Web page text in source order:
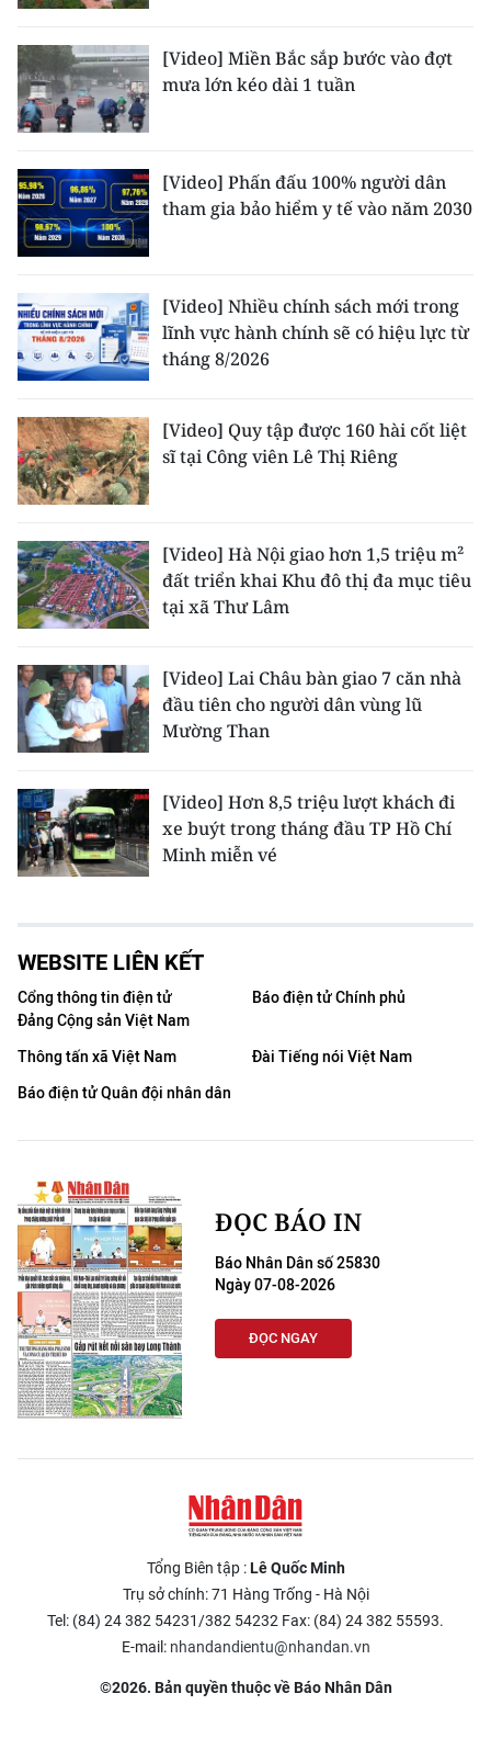
[Video] Miền Bắc sắp bước vào đợt
mưa lớn kéo dài 1 tuần
[Video] Phấn đấu 100% người dân
tham gia bảo hiểm y tế vào năm 2030
[Video] Nhiều chính sách mới trong
lĩnh vực hành chính sẽ có hiệu lực từ
tháng 8/2026
[Video] Quy tập được 160 hài cốt liệt
sĩ tại Công viên Lê Thị Riêng
[Video] Hà Nội giao hơn 1,5 triệu m²
đất triển khai Khu đô thị đa mục tiêu
tại xã Thư Lâm
[Video] Lai Châu bàn giao 7 căn nhà
đầu tiên cho người dân vùng lũ
Mường Than
[Video] Hơn 8,5 triệu lượt khách đi
xe buýt trong tháng đầu TP Hồ Chí
Minh miễn vé
WEBSITE LIÊN KẾT
Cổng thông tin điện tử
Đảng Cộng sản Việt Nam
Báo điện tử Chính phủ
Thông tấn xã Việt Nam
Đài Tiếng nói Việt Nam
Báo điện tử Quân đội nhân dân
ĐỌC BÁO IN
Báo Nhân Dân số 25830
Ngày 07-08-2026
ĐỌC NGAY
Tổng Biên tập :Lê Quốc Minh
Trụ sở chính: 71 Hàng Trống - Hà Nội
Tel: (84) 24 382 54231/382 54232 Fax: (84) 24 382 55593.
E-mail: nhandandientu@nhandan.vn
©2026. Bản quyền thuộc về Báo Nhân Dân